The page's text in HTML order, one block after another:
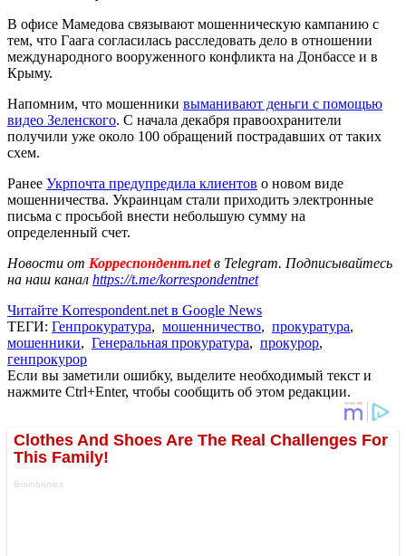
В офисе Мамедова связывают мошенническую кампанию с
тем, что Гаага согласилась расследовать дело в отношении
международного вооруженного конфликта на Донбассе и в
Крыму.
Напомним, что мошенники выманивают деньги с помощью
видео Зеленского. С начала декабря правоохранители
получили уже около 100 обращений пострадавших от таких
схем.
Ранее Укрпочта предупредила клиентов о новом виде
мошенничества. Украинцам стали приходить электронные
письма с просьбой внести небольшую сумму на
определенный счет.
Новости от Корреспондент.netв Telegram. Подписывайтесь
на наш канал https://t.me/korrespondentnet
Читайте Korrespondent.net в Google News
ТЕГИ: Генпрокуратура, мошенничество, прокуратура,
мошенники, Генеральная прокуратура, прокурор,
генпрокурор
Если вы заметили ошибку, выделите необходимый текст и
нажмите Ctrl+Enter, чтобы сообщить об этом редакции.